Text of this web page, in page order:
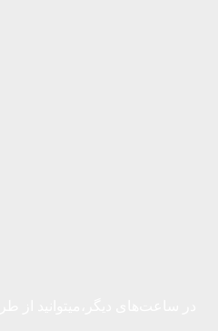
در ساعت‌های دیگر،میتوانید از